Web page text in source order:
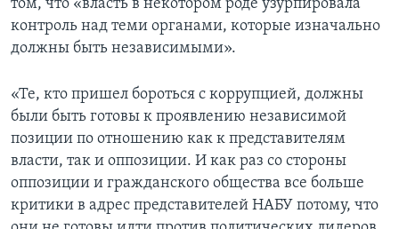
том, что «власть в некотором роде узурпировала
контроль над теми органами, которые изначально
должны быть независимыми».
«Те, кто пришел бороться с коррупцией, должны
были быть готовы к проявлению независимой
позиции по отношению как к представителям
власти, так и оппозиции. И как раз со стороны
оппозиции и гражданского общества все больше
критики в адрес представителей НАБУ потому, что